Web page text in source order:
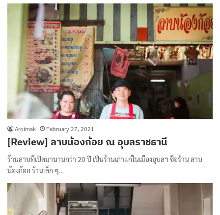
Aroimak February 27, 2021
[Review] ลาบน้องก้อย ณ อุบลราชธานี
ร้านลาบที่เปิดมานานกว่า 20 ปี เป็นร้านเก่าแก่ในเมืองอุบลฯ ชื่อร้าน ลาบ
น้องก้อย ร้านเล็ก ๆ…